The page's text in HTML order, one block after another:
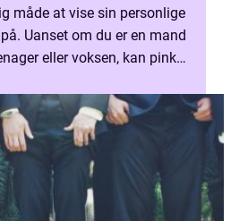
måde at vise sin personlige
Uanset om du er en mand
eller voksen, kan pink